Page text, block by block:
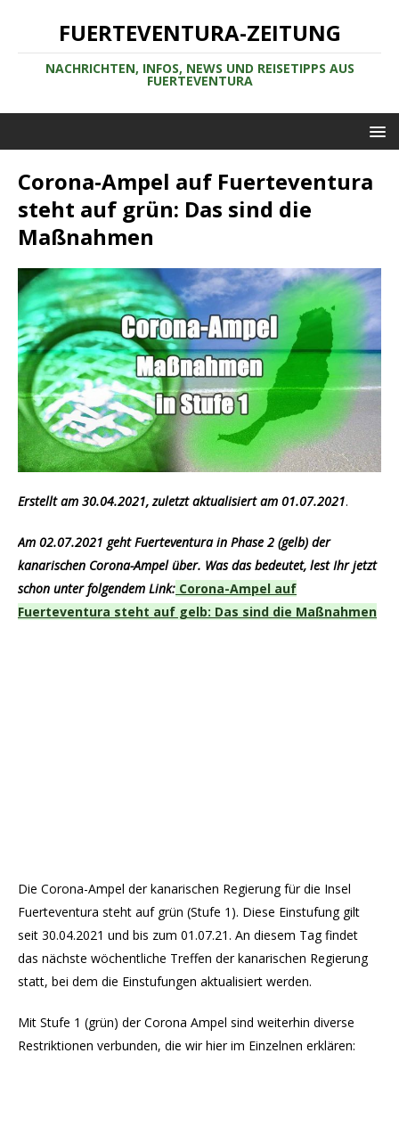
FUERTEVENTURA-ZEITUNG
NACHRICHTEN, INFOS, NEWS UND REISETIPPS AUS
FUERTEVENTURA
Corona-Ampel auf Fuerteventura
steht auf grün: Das sind die
Maßnahmen
Erstellt am 30.04.2021, zuletzt aktualisiert am 01.07.2021.
Am 02.07.2021 geht Fuerteventura in Phase 2 (gelb) der
kanarischen Corona-Ampel über. Was das bedeutet, lest Ihr jetzt
schon unter folgendem Link: Corona-Ampel auf
Fuerteventura steht auf gelb: Das sind die Maßnahmen
Die Corona-Ampel der kanarischen Regierung für die Insel
Fuerteventura steht auf grün (Stufe 1). Diese Einstufung gilt
seit 30.04.2021 und bis zum 01.07.21. An diesem Tag findet
das nächste wöchentliche Treffen der kanarischen Regierung
statt, bei dem die Einstufungen aktualisiert werden.
Mit Stufe 1 (grün) der Corona Ampel sind weiterhin diverse
Restriktionen verbunden, die wir hier im Einzelnen erklären: